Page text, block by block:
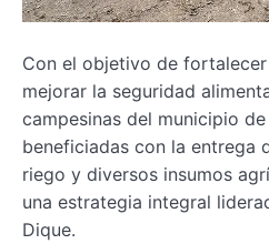
Con el objetivo de
mejorar la seguridad
campesinas del municipio
beneficiadas con la entrega
riego y diversos insumos
una estrategia integral
Dique.